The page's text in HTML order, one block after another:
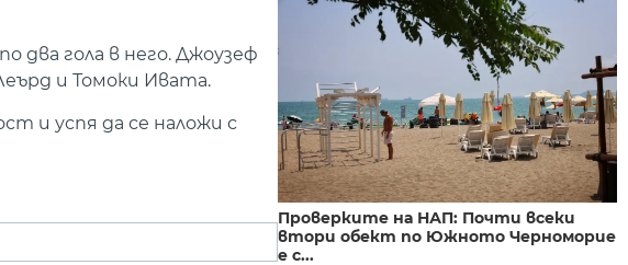
два гола в него. Джоузеф
и Томоки Ивата.
и успя да се наложи с
Проверките на НАП: Почти всеки
втори обект по Южното Черноморие
е с...